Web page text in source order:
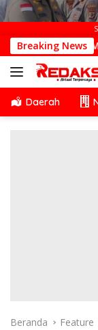
Breaking News
Memimpin
Daerah
Beranda Feature